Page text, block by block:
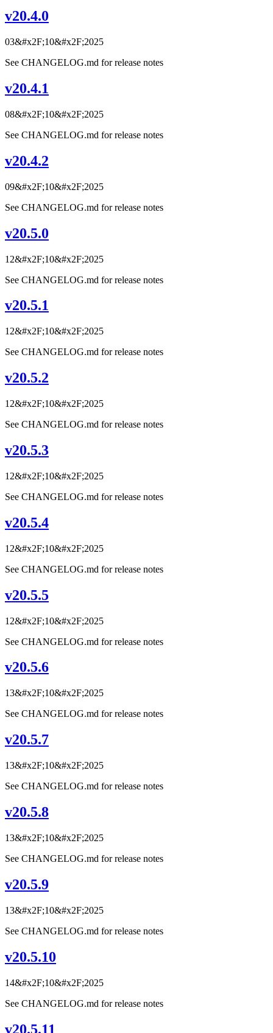
v20.4.0
03&#x2F;10&#x2F;2025
See CHANGELOG.md for release notes
v20.4.1
08&#x2F;10&#x2F;2025
See CHANGELOG.md for release notes
v20.4.2
09&#x2F;10&#x2F;2025
See CHANGELOG.md for release notes
v20.5.0
12&#x2F;10&#x2F;2025
See CHANGELOG.md for release notes
v20.5.1
12&#x2F;10&#x2F;2025
See CHANGELOG.md for release notes
v20.5.2
12&#x2F;10&#x2F;2025
See CHANGELOG.md for release notes
v20.5.3
12&#x2F;10&#x2F;2025
See CHANGELOG.md for release notes
v20.5.4
12&#x2F;10&#x2F;2025
See CHANGELOG.md for release notes
v20.5.5
12&#x2F;10&#x2F;2025
See CHANGELOG.md for release notes
v20.5.6
13&#x2F;10&#x2F;2025
See CHANGELOG.md for release notes
v20.5.7
13&#x2F;10&#x2F;2025
See CHANGELOG.md for release notes
v20.5.8
13&#x2F;10&#x2F;2025
See CHANGELOG.md for release notes
v20.5.9
13&#x2F;10&#x2F;2025
See CHANGELOG.md for release notes
v20.5.10
14&#x2F;10&#x2F;2025
See CHANGELOG.md for release notes
v20.5.11